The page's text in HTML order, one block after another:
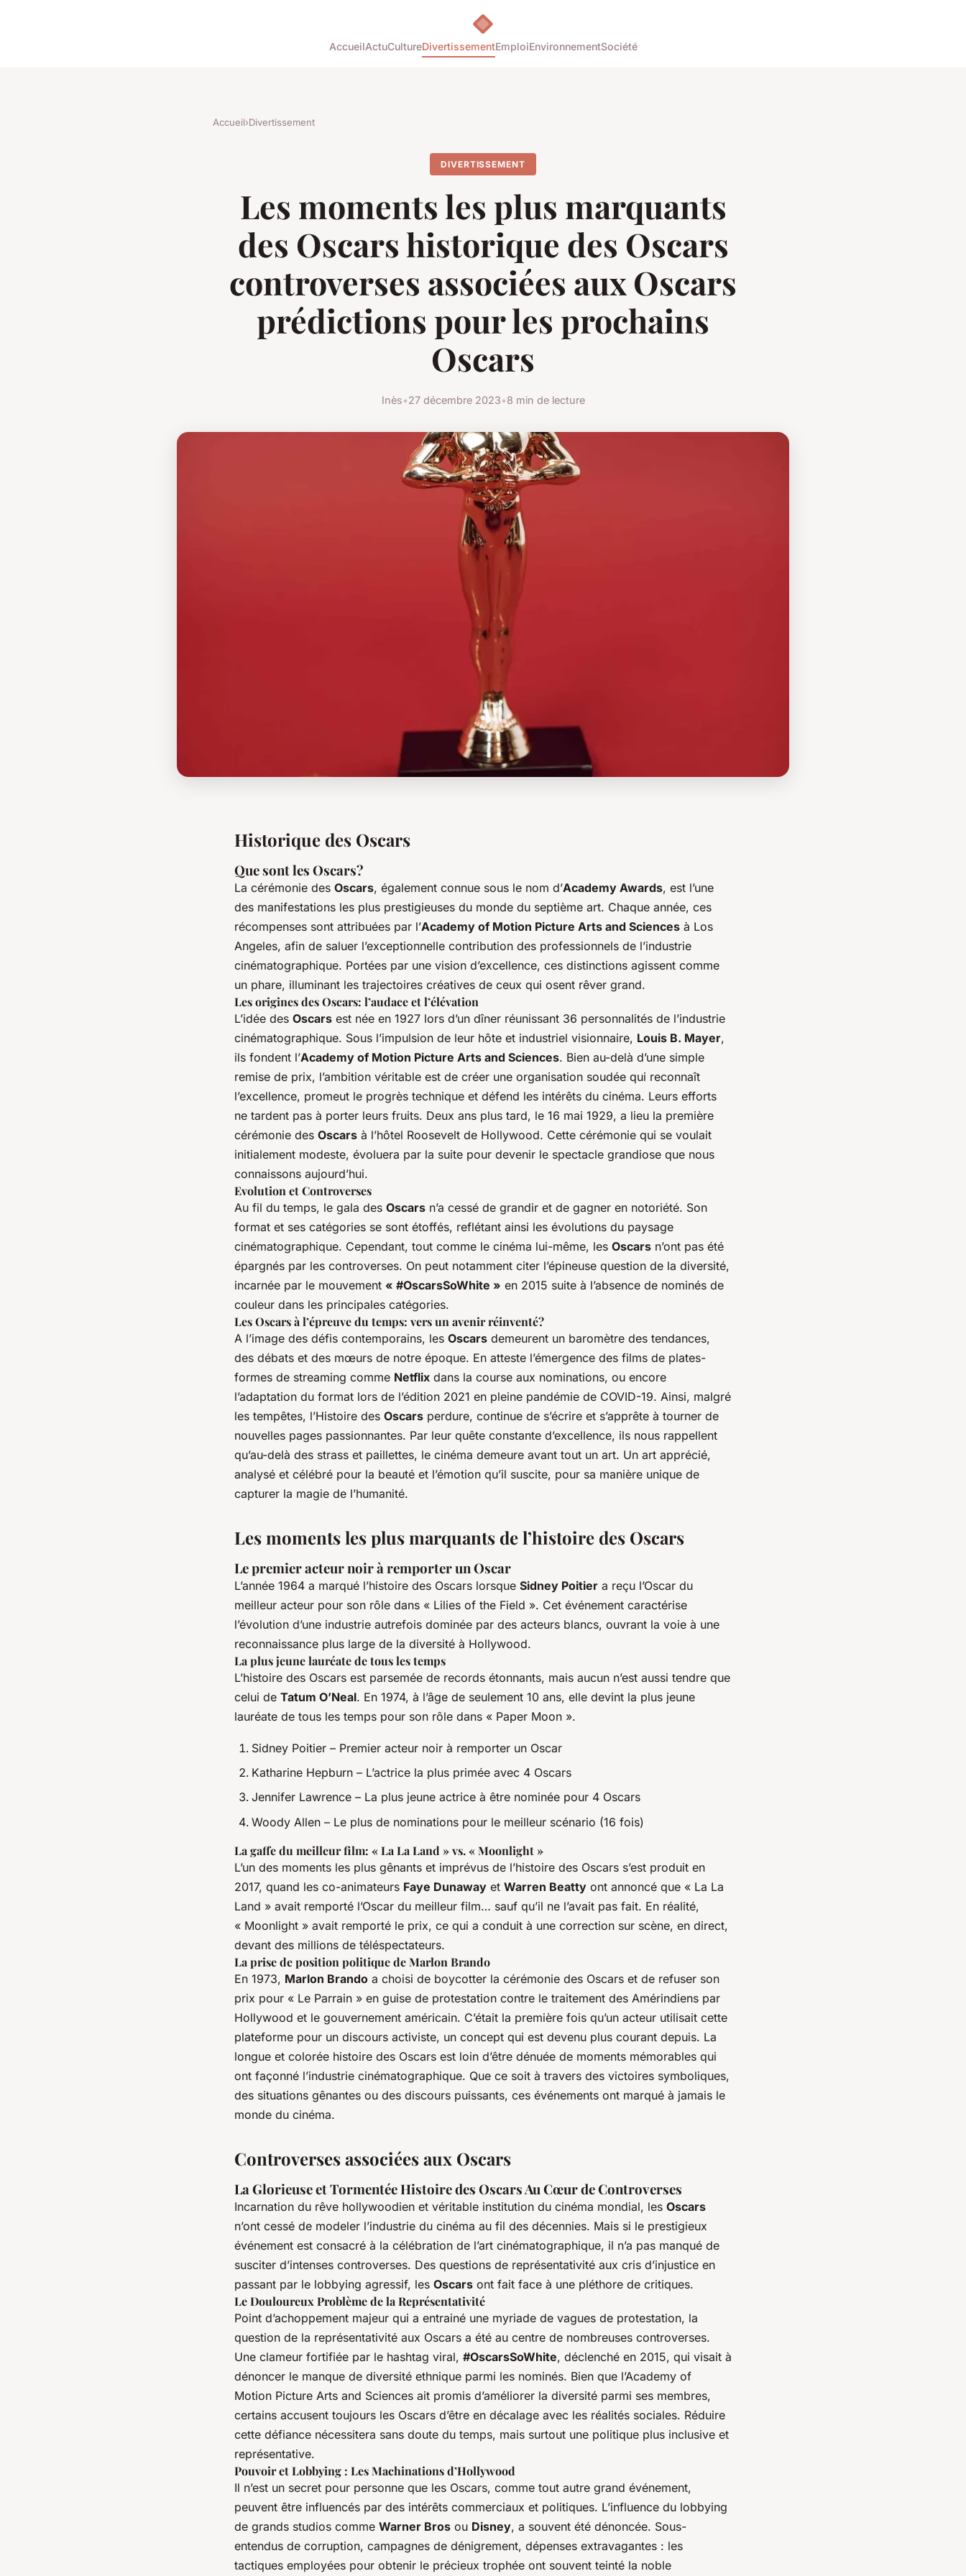
AccueilActuCultureDivertissementEmploiEnvironnementSociété
Accueil›Divertissement
DIVERTISSEMENT
Les moments les plus marquants
des Oscars historique des Oscars
controverses associées aux Oscars
prédictions pour les prochains
Oscars
Inès•27 décembre 2023•8 min de lecture
Historique des Oscars
Que sont les Oscars?
La cérémonie des Oscars, également connue sous le nom d’Academy Awards, est l’une
des manifestations les plus prestigieuses du monde du septième art. Chaque année, ces
récompenses sont attribuées par l’Academy of Motion Picture Arts and Sciences à Los
Angeles, afin de saluer l’exceptionnelle contribution des professionnels de l’industrie
cinématographique. Portées par une vision d’excellence, ces distinctions agissent comme
un phare, illuminant les trajectoires créatives de ceux qui osent rêver grand.
Les origines des Oscars: l’audace et l’élévation
L’idée des Oscars est née en 1927 lors d’un dîner réunissant 36 personnalités de l’industrie
cinématographique. Sous l’impulsion de leur hôte et industriel visionnaire, Louis B. Mayer,
ils fondent l’Academy of Motion Picture Arts and Sciences. Bien au-delà d’une simple
remise de prix, l’ambition véritable est de créer une organisation soudée qui reconnaît
l’excellence, promeut le progrès technique et défend les intérêts du cinéma. Leurs efforts
ne tardent pas à porter leurs fruits. Deux ans plus tard, le 16 mai 1929, a lieu la première
cérémonie des Oscars à l’hôtel Roosevelt de Hollywood. Cette cérémonie qui se voulait
initialement modeste, évoluera par la suite pour devenir le spectacle grandiose que nous
connaissons aujourd’hui.
Evolution et Controverses
Au fil du temps, le gala des Oscars n’a cessé de grandir et de gagner en notoriété. Son
format et ses catégories se sont étoffés, reflétant ainsi les évolutions du paysage
cinématographique. Cependant, tout comme le cinéma lui-même, les Oscars n’ont pas été
épargnés par les controverses. On peut notamment citer l’épineuse question de la diversité,
incarnée par le mouvement « #OscarsSoWhite » en 2015 suite à l’absence de nominés de
couleur dans les principales catégories.
Les Oscars à l’épreuve du temps: vers un avenir réinventé?
A l’image des défis contemporains, les Oscars demeurent un baromètre des tendances,
des débats et des mœurs de notre époque. En atteste l’émergence des films de plates-
formes de streaming comme Netflix dans la course aux nominations, ou encore
l’adaptation du format lors de l’édition 2021 en pleine pandémie de COVID-19. Ainsi, malgré
les tempêtes, l’Histoire des Oscars perdure, continue de s’écrire et s’apprête à tourner de
nouvelles pages passionnantes. Par leur quête constante d’excellence, ils nous rappellent
qu’au-delà des strass et paillettes, le cinéma demeure avant tout un art. Un art apprécié,
analysé et célébré pour la beauté et l’émotion qu’il suscite, pour sa manière unique de
capturer la magie de l’humanité.
Les moments les plus marquants de l’histoire des Oscars
Le premier acteur noir à remporter un Oscar
L’année 1964 a marqué l’histoire des Oscars lorsque Sidney Poitier a reçu l’Oscar du
meilleur acteur pour son rôle dans « Lilies of the Field ». Cet événement caractérise
l’évolution d’une industrie autrefois dominée par des acteurs blancs, ouvrant la voie à une
reconnaissance plus large de la diversité à Hollywood.
La plus jeune lauréate de tous les temps
L’histoire des Oscars est parsemée de records étonnants, mais aucun n’est aussi tendre que
celui de Tatum O’Neal. En 1974, à l’âge de seulement 10 ans, elle devint la plus jeune
lauréate de tous les temps pour son rôle dans « Paper Moon ».
Sidney Poitier – Premier acteur noir à remporter un Oscar
Katharine Hepburn – L’actrice la plus primée avec 4 Oscars
Jennifer Lawrence – La plus jeune actrice à être nominée pour 4 Oscars
Woody Allen – Le plus de nominations pour le meilleur scénario (16 fois)
La gaffe du meilleur film: « La La Land » vs. « Moonlight »
L’un des moments les plus gênants et imprévus de l’histoire des Oscars s’est produit en
2017, quand les co-animateurs Faye Dunaway et Warren Beatty ont annoncé que « La La
Land » avait remporté l’Oscar du meilleur film… sauf qu’il ne l’avait pas fait. En réalité,
« Moonlight » avait remporté le prix, ce qui a conduit à une correction sur scène, en direct,
devant des millions de téléspectateurs.
La prise de position politique de Marlon Brando
En 1973, Marlon Brando a choisi de boycotter la cérémonie des Oscars et de refuser son
prix pour « Le Parrain » en guise de protestation contre le traitement des Amérindiens par
Hollywood et le gouvernement américain. C’était la première fois qu’un acteur utilisait cette
plateforme pour un discours activiste, un concept qui est devenu plus courant depuis. La
longue et colorée histoire des Oscars est loin d’être dénuée de moments mémorables qui
ont façonné l’industrie cinématographique. Que ce soit à travers des victoires symboliques,
des situations gênantes ou des discours puissants, ces événements ont marqué à jamais le
monde du cinéma.
Controverses associées aux Oscars
La Glorieuse et Tormentée Histoire des Oscars Au Cœur de Controverses
Incarnation du rêve hollywoodien et véritable institution du cinéma mondial, les Oscars
n’ont cessé de modeler l’industrie du cinéma au fil des décennies. Mais si le prestigieux
événement est consacré à la célébration de l’art cinématographique, il n’a pas manqué de
susciter d’intenses controverses. Des questions de représentativité aux cris d’injustice en
passant par le lobbying agressif, les Oscars ont fait face à une pléthore de critiques.
Le Douloureux Problème de la Représentativité
Point d’achoppement majeur qui a entrainé une myriade de vagues de protestation, la
question de la représentativité aux Oscars a été au centre de nombreuses controverses.
Une clameur fortifiée par le hashtag viral, #OscarsSoWhite, déclenché en 2015, qui visait à
dénoncer le manque de diversité ethnique parmi les nominés. Bien que l’Academy of
Motion Picture Arts and Sciences ait promis d’améliorer la diversité parmi ses membres,
certains accusent toujours les Oscars d’être en décalage avec les réalités sociales. Réduire
cette défiance nécessitera sans doute du temps, mais surtout une politique plus inclusive et
représentative.
Pouvoir et Lobbying : Les Machinations d’Hollywood
Il n’est un secret pour personne que les Oscars, comme tout autre grand événement,
peuvent être influencés par des intérêts commerciaux et politiques. L’influence du lobbying
de grands studios comme Warner Bros ou Disney, a souvent été dénoncée. Sous-
entendus de corruption, campagnes de dénigrement, dépenses extravagantes : les
tactiques employées pour obtenir le précieux trophée ont souvent teinté la noble